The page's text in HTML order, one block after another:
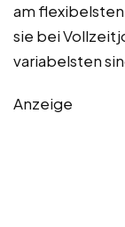
am
sie bei
variabelsten
Anzeige